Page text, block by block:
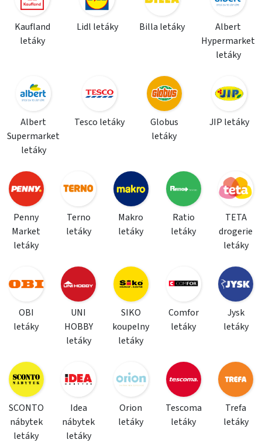
Kaufland
letáky
Lidl letáky Billa letáky
Albert
Hypermarket
letáky
Albert
Supermarket
letáky
Tesco letáky
Globus
letáky
JIP letáky
Penny
Market
letáky
Terno
letáky
Makro
letáky
Ratio
letáky
TETA
drogerie
letáky
OBI
letáky
UNI
HOBBY
letáky
SIKO
koupelny
letáky
Comfor
letáky
Jysk
letáky
SCONTO
nábytek
letáky
Idea
nábytek
letáky
Orion
letáky
Tescoma
letáky
Trefa
letáky